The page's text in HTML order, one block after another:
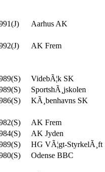
Aarhus AK
AK Frem
VidebÃ¦k SK
SportshÃ¸jskolen
KÃ¸benhavns SK
AK Frem
AK Jyden
HG VÃ¦gt-StyrkelÃ¸ft
Odense BBC